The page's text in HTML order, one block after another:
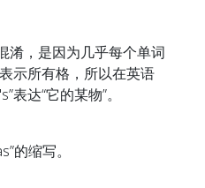
淆，是因为几乎每个单词
示所有格，所以在英语
表达“它的某物”。
的缩写。